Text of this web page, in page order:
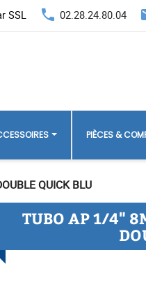
SSL phone 02.28.24.80.04
PIÈCES &
QUICK BLU
TUBO AP 1/4"